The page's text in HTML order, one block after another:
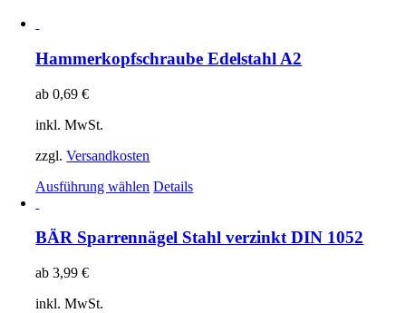
Hammerkopfschraube Edelstahl A2
ab0,69€
inkl. MwSt.
zzgl.Versandkosten
Ausführung wählen Details
BÄR Sparrennägel Stahl verzinkt DIN 1052
ab3,99€
inkl. MwSt.